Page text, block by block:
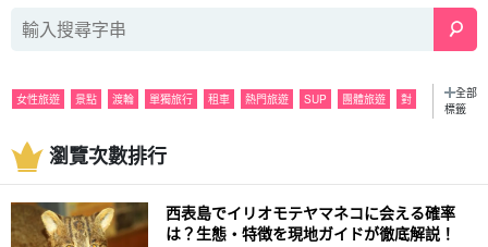
女性旅遊 景點 渡輪 單獨旅行 租車 熱門旅遊 SUP 團體旅遊 對
特殊產品和紀念品 皮划艇
萤火虫 天氣 夏天 戟葉魚黃草 裝束 秋天 駕駛 十二月 冬季 经历
全部
標籤
瀏覽次數排行
西表島でイリオモテヤマネコに会える確率
は？生態・特徴を現地ガイドが徹底解説！